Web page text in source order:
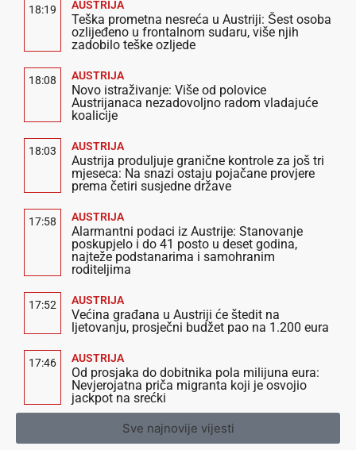
18:19 AUSTRIJA
Teška prometna nesreća u Austriji: Šest osoba
ozlijeđeno u frontalnom sudaru, više njih
zadobilo teške ozljede
18:08 AUSTRIJA
Novo istraživanje: Više od polovice
Austrijanaca nezadovoljno radom vladajuće
koalicije
18:03 AUSTRIJA
Austrija produljuje granične kontrole za još tri
mjeseca: Na snazi ostaju pojačane provjere
prema četiri susjedne države
17:58 AUSTRIJA
Alarmantni podaci iz Austrije: Stanovanje
poskupjelo i do 41 posto u deset godina,
najteže podstanarima i samohranim
roditeljima
17:52 AUSTRIJA
Većina građana u Austriji će štedit na
ljetovanju, prosječni budžet pao na 1.200 eura
17:46 AUSTRIJA
Od prosjaka do dobitnika pola milijuna eura:
Nevjerojatna priča migranta koji je osvojio
jackpot na srećki
Sve najnovije vijesti